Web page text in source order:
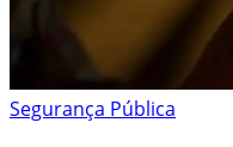
Segurança Pública